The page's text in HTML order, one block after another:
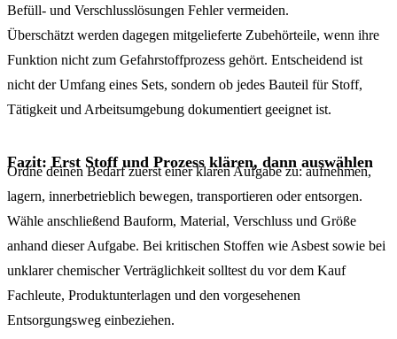
Befüll- und Verschlusslösungen Fehler vermeiden.
Überschätzt werden dagegen mitgelieferte Zubehörteile, wenn ihre
Funktion nicht zum Gefahrstoffprozess gehört. Entscheidend ist
nicht der Umfang eines Sets, sondern ob jedes Bauteil für Stoff,
Tätigkeit und Arbeitsumgebung dokumentiert geeignet ist.
Fazit: Erst Stoff und Prozess klären, dann auswählen
Ordne deinen Bedarf zuerst einer klaren Aufgabe zu: aufnehmen,
lagern, innerbetrieblich bewegen, transportieren oder entsorgen.
Wähle anschließend Bauform, Material, Verschluss und Größe
anhand dieser Aufgabe. Bei kritischen Stoffen wie Asbest sowie bei
unklarer chemischer Verträglichkeit solltest du vor dem Kauf
Fachleute, Produktunterlagen und den vorgesehenen
Entsorgungsweg einbeziehen.